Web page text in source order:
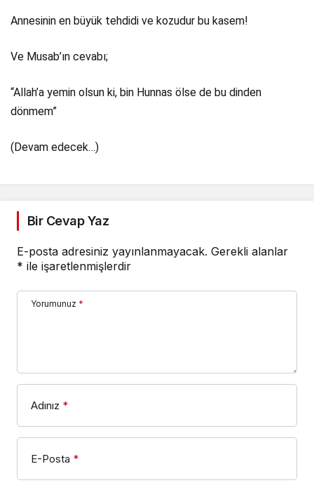
Annesinin en büyük tehdidi ve kozudur bu kasem!
Ve Musab’ın cevabı;
“Allah’a yemin olsun ki, bin Hunnas ölse de bu dinden
dönmem”
(Devam edecek…)
Bir Cevap Yaz
E-posta adresiniz yayınlanmayacak. Gerekli alanlar
* ile işaretlenmişlerdir
Yorumunuz *
Adınız *
E-Posta *